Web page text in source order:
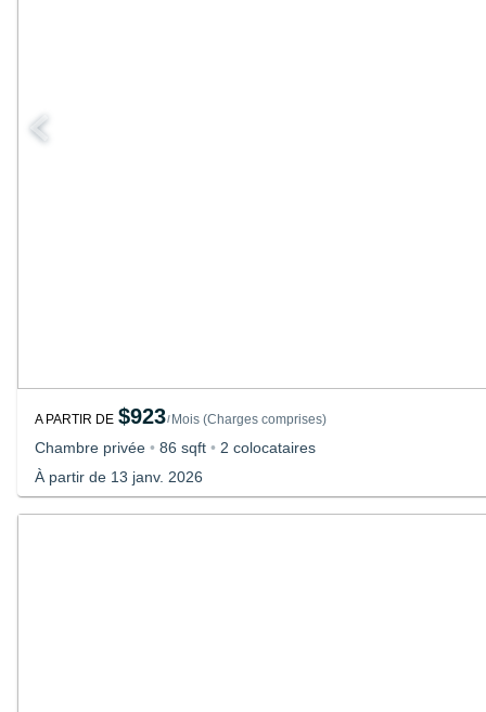
A PARTIR DE $923/ Mois (Charges comprises)
Chambre privée • 86 sqft • 2 colocataires
À partir de 13 janv. 2026